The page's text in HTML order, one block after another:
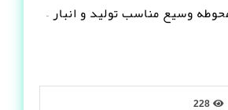
وسیع مناسب تولید و انبار –